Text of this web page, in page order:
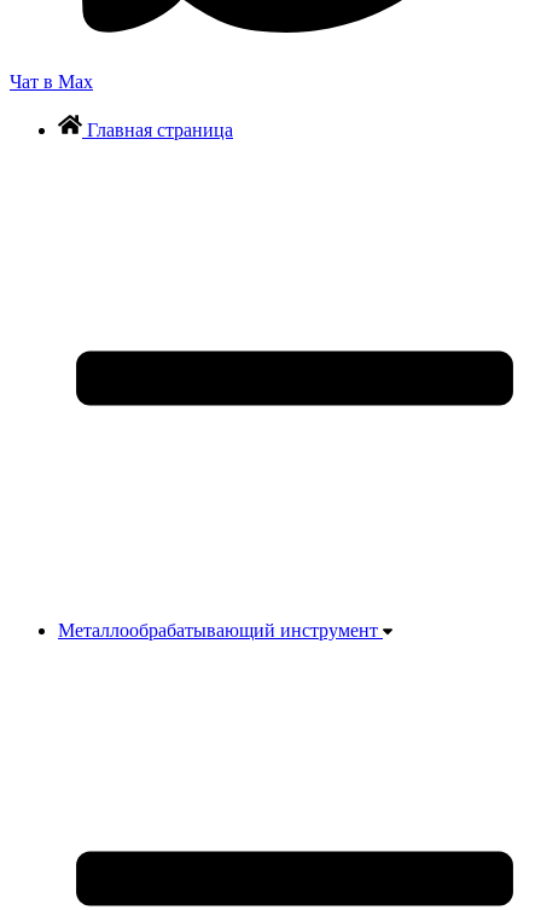
Чат в Max
Главная страница
Металлообрабатывающий инструмент